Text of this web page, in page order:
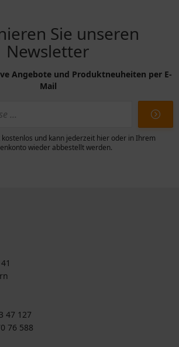
Sie unseren
Newsletter
Angebote und Produktneuheiten per E-
Mail
und kann jederzeit hier oder in Ihrem
wieder abbestellt werden.
47 127
76 588